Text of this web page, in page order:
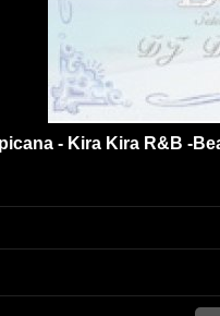
- Kira Kira R&B -